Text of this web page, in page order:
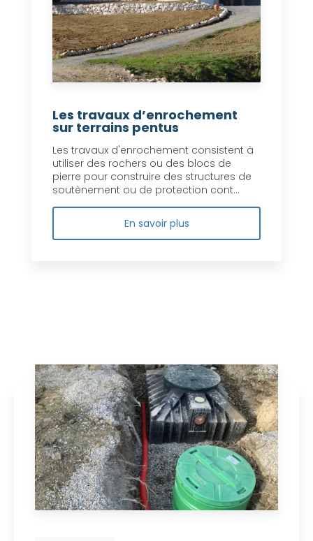
Les travaux d’enrochement
sur terrains pentus
Les travaux d'enrochement consistent à
utiliser des rochers ou des blocs de
pierre pour construire des structures de
soutènement ou de protection cont...
En savoir plus